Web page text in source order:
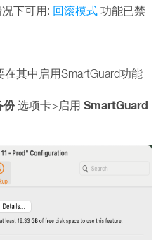
下可用: 回滚模式 功能已禁
在其中启用SmartGuard功能
份选项卡>启用 SmartGuard